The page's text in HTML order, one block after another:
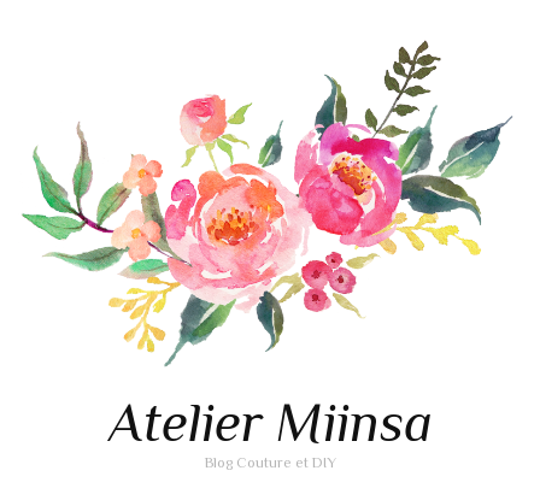
Atelier Miinsa
Blog Couture et DIY